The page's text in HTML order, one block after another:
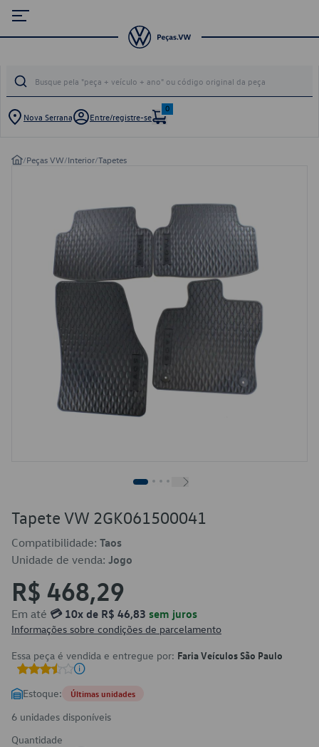
Nova Serrana Entre/registre-se
0
/Peças VW/Interior/Tapetes
Tapete VW 2GK061500041
Compatibilidade: Taos
Unidade de venda: Jogo
R$ 468,29
Em até 💳 10x de R$ 46,83 sem juros
Informações sobre condições de parcelamento
Essa peça é vendida e entregue por: Faria Veículos São Paulo
Estoque: Últimas unidades
6 unidades disponíveis
Quantidade